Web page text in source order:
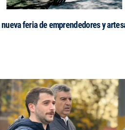
feria de emprendedores y